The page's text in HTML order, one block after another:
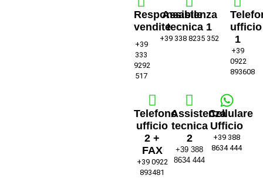
Responsabile
vendite
+39
333
9292
517
Assistenza
tecnica 1
+39 338 8235 352
ufficio
1
+39
0922
893608
Telefono
ufficio
2 +
FAX
+39 0922
893481
Assistenza
tecnica
2
+39 388
8634 444
Cellulare
Ufficio
+39 388
8634 444